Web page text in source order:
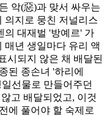
악(惡)과 맞서 싸우는
의지로 뭉친 저널리스
의 대재벌 '방예르' 가
매년 생일마다 유리 액
시되지 않은 채 배달된
된 종손녀 '하리에
선물로 만들어주던
고 배달되었고, 이것
에 풀어야 할 숙제로